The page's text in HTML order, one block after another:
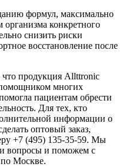
формул, максимально
конкретного
снизить риски
восстановление после
что продукция Allttronic
многих
пациентам обрести
Для тех, кто
информации о
оптовый заказ,
+7 (495) 135-35-59. Мы
вопросы и поможем с
по Москве.